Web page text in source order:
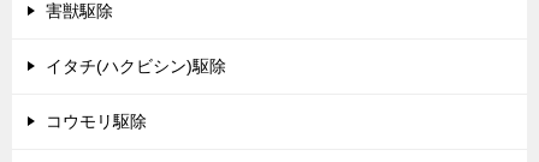
害獣駆除
イタチ(ハクビシン)駆除
コウモリ駆除